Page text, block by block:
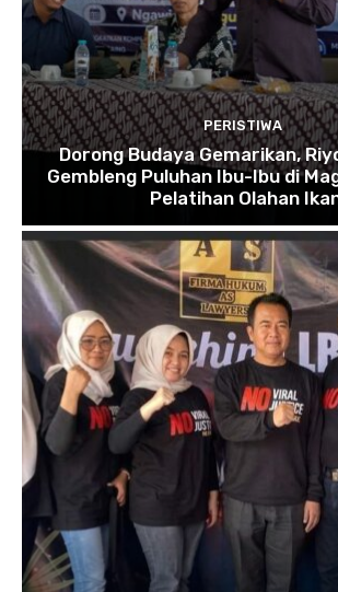
PERISTIWA
Dorong Budaya Gemarikan,
Gembleng Puluhan Ibu-Ibu di
Pelatihan Olahan